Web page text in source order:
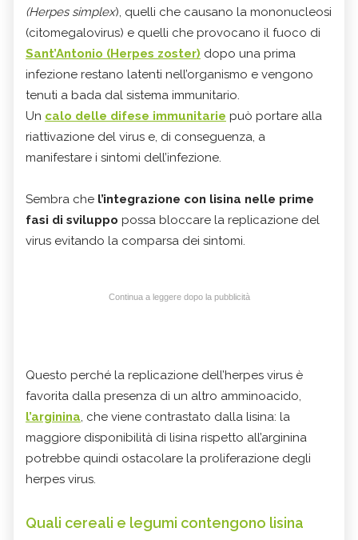
(Herpes simplex), quelli che causano la mononucleosi
(citomegalovirus) e quelli che provocano il fuoco di
Sant’Antonio (Herpes zoster) dopo una prima
infezione restano latenti nell’organismo e vengono
tenuti a bada dal sistema immunitario.
Un calo delle difese immunitarie può portare alla
riattivazione del virus e, di conseguenza, a
manifestare i sintomi dell’infezione.
Sembra che l’integrazione con lisina nelle prime
fasi di sviluppo possa bloccare la replicazione del
virus evitando la comparsa dei sintomi.
Continua a leggere dopo la pubblicità
Questo perché la replicazione dell’herpes virus è
favorita dalla presenza di un altro amminoacido,
l’arginina, che viene contrastato dalla lisina: la
maggiore disponibilità di lisina rispetto all’arginina
potrebbe quindi ostacolare la proliferazione degli
herpes virus.
Quali cereali e legumi contengono lisina